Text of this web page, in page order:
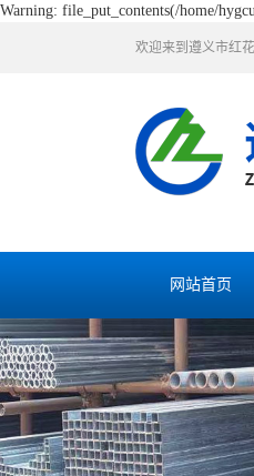
Warning: file_put_contents(/home/
欢迎来到遵义市红
网站首页